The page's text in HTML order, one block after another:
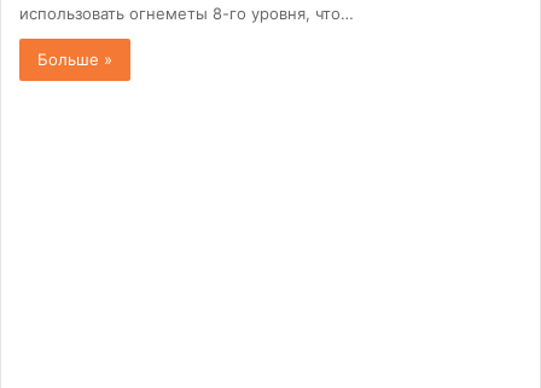
использовать огнеметы 8-го уровня, что…
Больше »